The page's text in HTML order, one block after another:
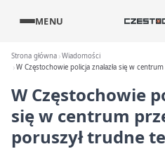
MENU
Strona główna Wiadomości
W Częstochowie policja znalazła się w
W Częstochowie
się w centrum
poruszył trudne